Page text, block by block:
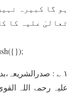
ہو گا کبيرہ
تعالیٰ علیہ کا
۱ ؎ :
علیہ رحمۃ اللہ